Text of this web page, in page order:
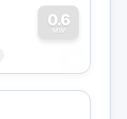
0.6
MW
0